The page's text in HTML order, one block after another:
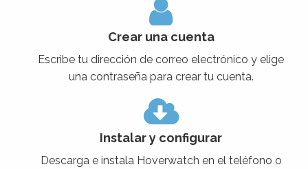
Crear una cuenta
Escribe tu dirección de correo electrónico y elige
una contraseña para crear tu cuenta.
Instalar y configurar
Descarga e instala Hoverwatch en el teléfono o